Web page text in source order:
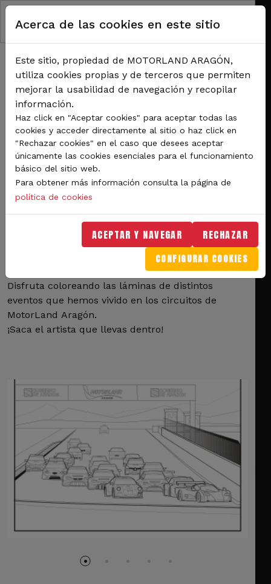
Pasar al contenido principal
RUTA DE NAVEGACIÓN
¡Pon color a la cuarentena!
¡Pon color a la
cuarentena!
16 de Abril de 2020
Autor: MotorLand Aragón
Disfruta coloreando las láminas de distintos
eventos que hemos vivido en los circuitos de
MotorLand Aragón.
¡Saca el artista que llevas dentro!
Acerca de las cookies en este sitio
Este sitio, propiedad de MOTORLAND ARAGÓN,
utiliza cookies propias y de terceros que permiten
mejorar la usabilidad de navegación y recopilar
información.
Haz click en "Aceptar cookies" para aceptar todas las
cookies y acceder directamente al sitio o haz click en
"Rechazar cookies" en el caso que desees aceptar
únicamente las cookies esenciales para el funcionamiento
básico del sitio web.
Para obtener más información consulta la página de
política de cookies
ACEPTAR Y NAVEGAR RECHAZAR
CONFIGURAR COOKIES